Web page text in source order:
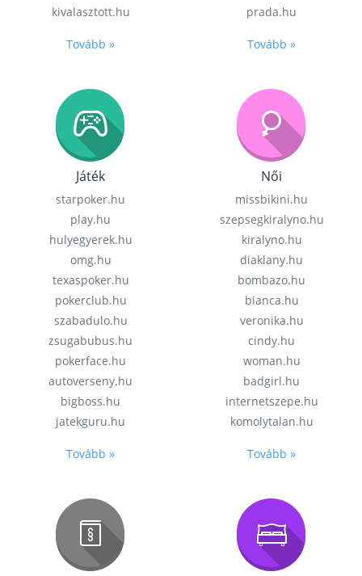
kivalasztott.hu
Tovább »
prada.hu
Tovább »
Játék
starpoker.hu
play.hu
hulyegyerek.hu
omg.hu
texaspoker.hu
pokerclub.hu
szabadulo.hu
zsugabubus.hu
pokerface.hu
autoverseny.hu
bigboss.hu
jatekguru.hu
Tovább »
Női
missbikini.hu
szepsegkiralyno.hu
kiralyno.hu
diaklany.hu
bombazo.hu
bianca.hu
veronika.hu
cindy.hu
woman.hu
badgirl.hu
internetszepe.hu
komolytalan.hu
Tovább »